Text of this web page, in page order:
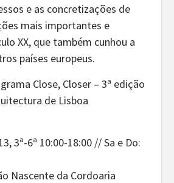
e as concretizações de
mais importantes e
XX, que também cunhou a
países europeus.
Close, Closer – 3ª edição
de Lisboa
3ª-6ª 10:00-18:00 // Sa e Do:
Nascente da Cordoaria